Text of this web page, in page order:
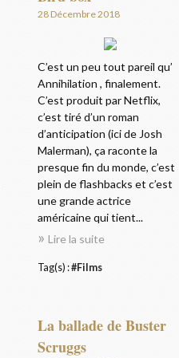
28 Décembre 2018
C’est un peu tout pareil qu’
Annihilation , finalement.
C’est produit par Netflix,
c’est tiré d’un roman
d’anticipation (ici de Josh
Malerman), ça raconte la
presque fin du monde, c’est
plein de flashbacks et c’est
une grande actrice
américaine qui tient...
Lire la suite
Tag(s) :#Films
La ballade de Buster
Scruggs